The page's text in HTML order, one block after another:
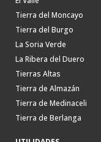
Tierra del Moncayo
Tierra del Burgo
La Soria Verde
La Ribera del Duero
Tierras Altas
Tierra de Almazán
Tierra de Medinaceli
Tierra de Berlanga